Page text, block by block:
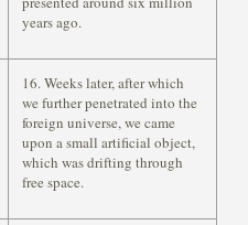
years ago.
16. Weeks later, after which
we further penetrated into the
foreign universe, we came
upon a small artificial object,
which was drifting through
free space.